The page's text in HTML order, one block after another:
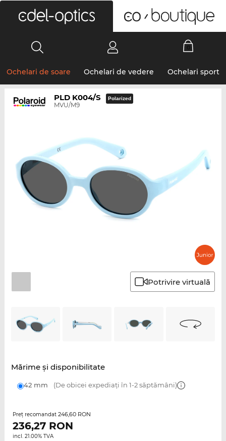
Ochelari de soare Ochelari de vedere Ochelari sport
PLD K004/S
MVU/M9
Polarized
Potrivire virtuală
Mărime şi disponibilitate
42 mm (De obicei expediați în 1-2 săptămâni)
Preţ recomandat 246,60 RON
236,27RON
incl. 21.00% TVA